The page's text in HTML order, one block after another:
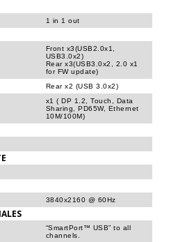
1 in 1 out
Front x3(USB2.0x1,
USB3.0x2)
Rear x3(USB3.0x2, 2.0 x1
for FW update)
Rear x2 (USB 3.0x2)
x1 ( DP 1.2, Touch, Data
Sharing, PD65W, Ethernet
10M/100M)
3840x2160 @ 60Hz
“SmartPort™ USB” to all
channels.